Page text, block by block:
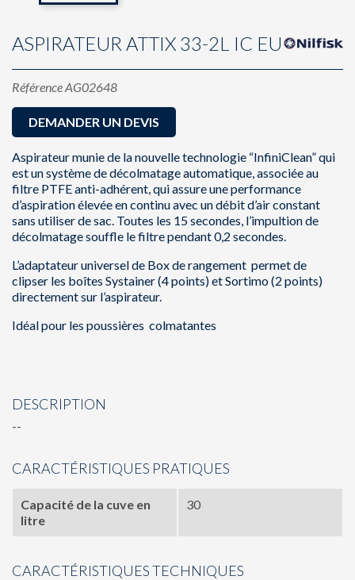
ASPIRATEUR ATTIX 33-2L IC EU
RéférenceAG02648
DEMANDER UN DEVIS
Aspirateur munie de la nouvelle technologie “InfiniClean” qui
est un système de décolmatage automatique, associée au
filtre PTFE anti-adhérent, qui assure une performance
d’aspiration élevée en continu avec un débit d’air constant
sans utiliser de sac. Toutes les 15 secondes, l’impultion de
décolmatage souffle le filtre pendant 0,2 secondes.
L’adaptateur universel de Box de rangement permet de
clipser les boîtes Systainer (4 points) et Sortimo (2 points)
directement sur l’aspirateur.
Idéal pour les poussières colmatantes
DESCRIPTION
--
CARACTÉRISTIQUES PRATIQUES
Capacité de la cuve en
litre
30
CARACTÉRISTIQUES TECHNIQUES